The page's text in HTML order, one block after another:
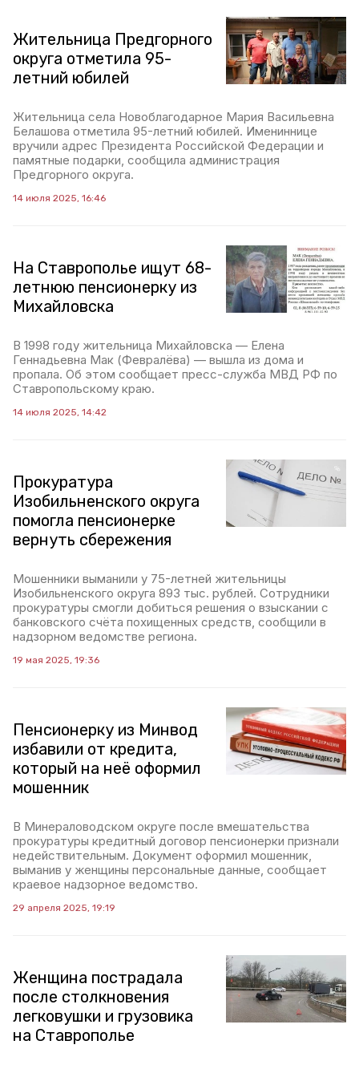
Жительница Предгорного
округа отметила 95-
летний юбилей
Жительница села Новоблагодарное Мария Васильевна
Белашова отметила 95-летний юбилей. Имениннице
вручили адрес Президента Российской Федерации и
памятные подарки, сообщила администрация
Предгорного округа.
14 июля 2025, 16:46
На Ставрополье ищут 68-
летнюю пенсионерку из
Михайловска
В 1998 году жительница Михайловска — Елена
Геннадьевна Мак (Февралёва) — вышла из дома и
пропала. Об этом сообщает пресс-служба МВД РФ по
Ставропольскому краю.
14 июля 2025, 14:42
Прокуратура
Изобильненского округа
помогла пенсионерке
вернуть сбережения
Мошенники выманили у 75-летней жительницы
Изобильненского округа 893 тыс. рублей. Сотрудники
прокуратуры смогли добиться решения о взыскании с
банковского счёта похищенных средств, сообщили в
надзорном ведомстве региона.
19 мая 2025, 19:36
Пенсионерку из Минвод
избавили от кредита,
который на неё оформил
мошенник
В Минераловодском округе после вмешательства
прокуратуры кредитный договор пенсионерки признали
недействительным. Документ оформил мошенник,
выманив у женщины персональные данные, сообщает
краевое надзорное ведомство.
29 апреля 2025, 19:19
Женщина пострадала
после столкновения
легковушки и грузовика
на Ставрополье